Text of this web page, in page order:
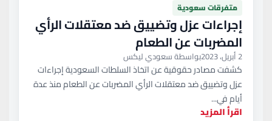
متفرقات سعودية
إجراءات عزل وتضييق ضد معتقلات الرأي
المضربات عن الطعام
2 أبريل، 2023 بواسطة سعودي ليكس
كشفت مصادر حقوقية عن اتخاذ السلطات السعودية إجراءات
عزل وتضييق ضد معتقلات الرأي المضربات عن الطعام منذ عدة
أيام في...
اقرأ المزيد